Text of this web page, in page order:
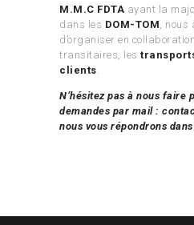
M.M.C FDTA ayant la
dans les DOM-TOM ,
d’organiser en
transitaires, les
clients
N’hésitez pas à nous faire
demandes par mail :
nous vous répondrons